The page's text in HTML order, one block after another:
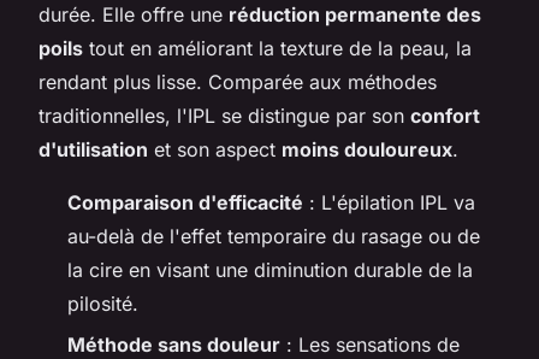
durée. Elle offre une réduction permanente des
poils tout en améliorant la texture de la peau, la
rendant plus lisse. Comparée aux méthodes
traditionnelles, l'IPL se distingue par son confort
d'utilisation et son aspect moins douloureux.
Comparaison d'efficacité : L'épilation IPL va
au-delà de l'effet temporaire du rasage ou de
la cire en visant une diminution durable de la
pilosité.
Méthode sans douleur : Les sensations de